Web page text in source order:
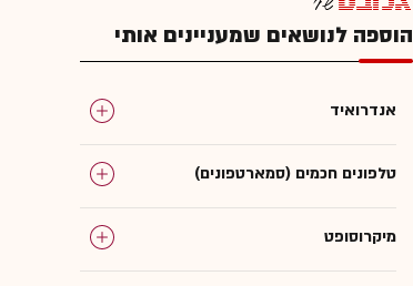
הוספה לנושאים שמעניינים אותי
אנדרואיד
טלפונים חכמים (סמארטפונים)
מיקרוסופט